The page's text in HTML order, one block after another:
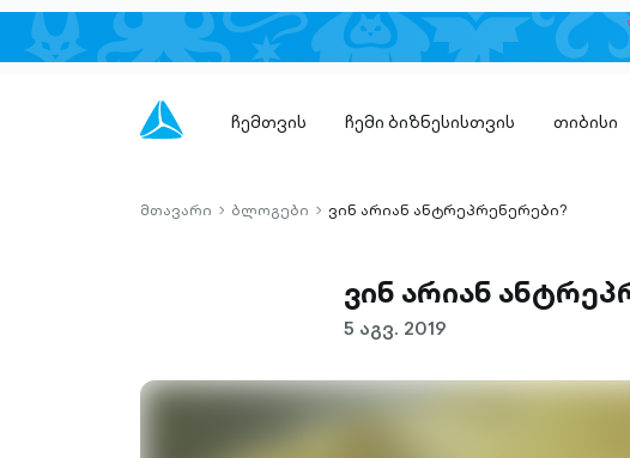
ჩემთვის ჩემი ბიზნესისთვის თიბისი
მთავარი chevron-
ბლოგები chevron-
ვინ არიან ანტრეპრენერები?
ვინ არიან
5 აგვ. 2019